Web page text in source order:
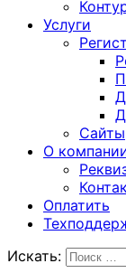
Услуги
Сайты
О
Оплатить
Искать: